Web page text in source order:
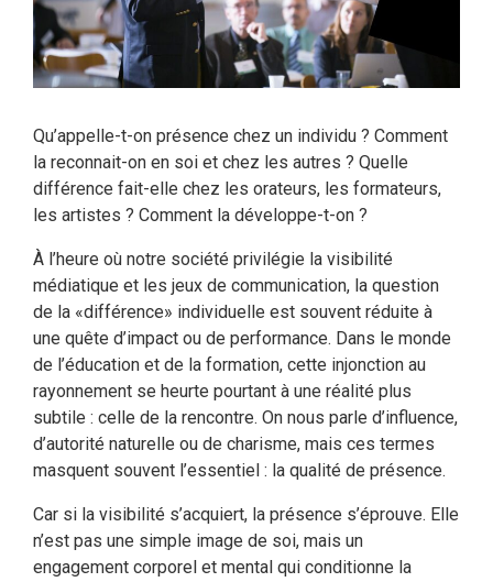
Qu’appelle-t-on présence chez un individu ? Comment
la reconnait-on en soi et chez les autres ? Quelle
différence fait-elle chez les orateurs, les formateurs,
les artistes ? Comment la développe-t-on ?
À l’heure où notre société privilégie la visibilité
médiatique et les jeux de communication, la question
de la «différence» individuelle est souvent réduite à
une quête d’impact ou de performance. Dans le monde
de l’éducation et de la formation, cette injonction au
rayonnement se heurte pourtant à une réalité plus
subtile : celle de la rencontre. On nous parle d’influence,
d’autorité naturelle ou de charisme, mais ces termes
masquent souvent l’essentiel : la qualité de présence.
Car si la visibilité s’acquiert, la présence s’éprouve. Elle
n’est pas une simple image de soi, mais un
engagement corporel et mental qui conditionne la